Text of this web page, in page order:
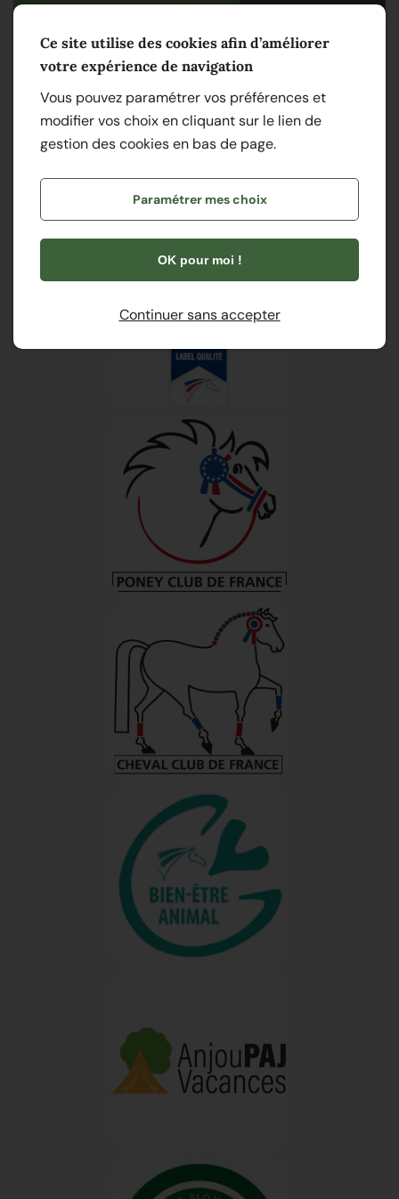
Nos labels
Ce site utilise des cookies afin d’améliorer
votre expérience de navigation
Vous pouvez paramétrer vos préférences et
modifier vos choix en cliquant sur le lien de
gestion des cookies en bas de page.
Paramétrer mes choix
OK pour moi !
Continuer sans accepter